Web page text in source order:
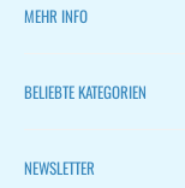
MEHR INFO
FLOKOO
Kontakt
BELIEBTE KATEGORIEN
Weinregale
NEWSLETTER